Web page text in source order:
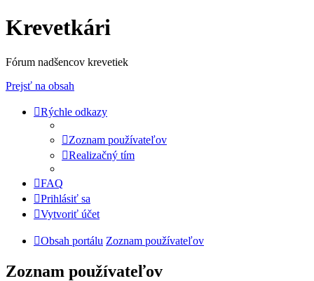
Krevetkári
Fórum nadšencov krevetiek
Prejsť na obsah
Rýchle odkazy
Zoznam používateľov
Realizačný tím
FAQ
Prihlásiť sa
Vytvoriť účet
Obsah portálu Zoznam používateľov
Zoznam používateľov